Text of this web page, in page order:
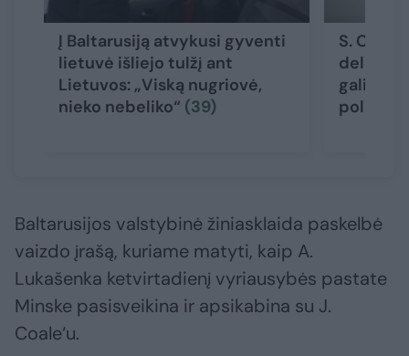
Į Baltarusiją atvykusi gyventi
lietuvė išliejo tulžį ant
Lietuvos: „Viską nugriovė,
nieko nebeliko“ (39)
S.
gali
politinių
Baltarusijos valstybinė žiniasklaida paskelbė
vaizdo įrašą, kuriame matyti, kaip A.
Lukašenka ketvirtadienį vyriausybės pastate
Minske pasisveikina ir apsikabina su J.
Coale‘u.